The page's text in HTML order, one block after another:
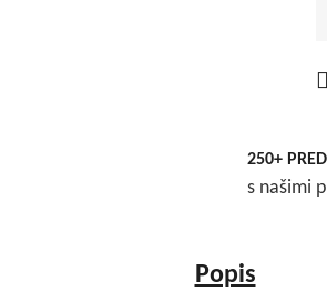
250+
s našimi
Popis